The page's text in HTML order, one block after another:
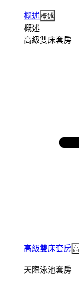
概述概述
概述
高級雙床套房
高級雙床套房
天際泳池套房